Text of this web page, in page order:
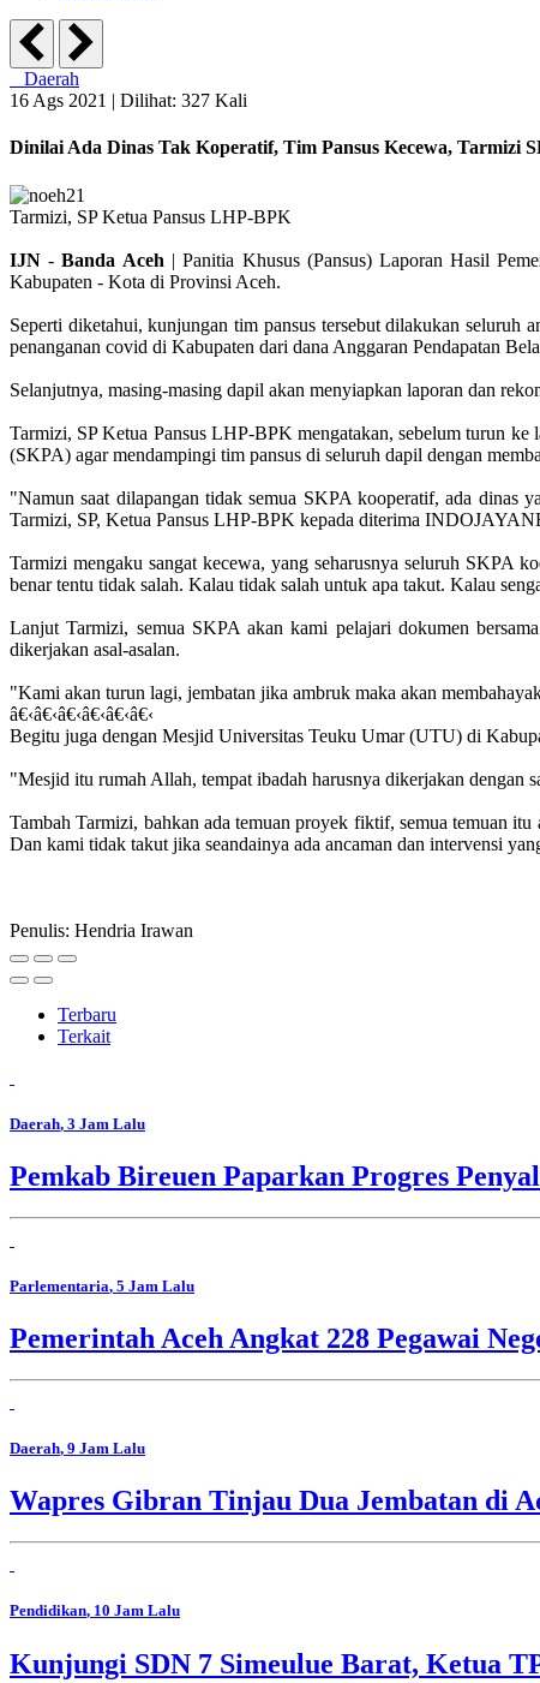
Daerah
16 Ags 2021 | Dilihat: 327 Kali
Dinilai Ada Dinas Tak Koperatif, Tim Pansus Kecewa, Tarmizi
Tarmizi, SP Ketua Pansus LHP-BPK
IJN -Banda Aceh | Panitia Khusus (Pansus) Laporan Hasil
Kabupaten - Kota di Provinsi Aceh.
Seperti diketahui, kunjungan tim pansus tersebut dilakukan seluruh
penanganan covid di Kabupaten dari dana Anggaran Pendapatan
Selanjutnya, masing-masing dapil akan menyiapkan laporan dan
Tarmizi, SP Ketua Pansus LHP-BPK mengatakan, sebelum turun
(SKPA) agar mendampingi tim pansus di seluruh dapil dengan
"Namun saat dilapangan tidak semua SKPA kooperatif, ada dinas
Tarmizi, SP, Ketua Pansus LHP-BPK kepada diterima
Tarmizi mengaku sangat kecewa, yang seharusnya seluruh SKPA
benar tentu tidak salah. Kalau tidak salah untuk apa takut. Kalau
Lanjut Tarmizi, semua SKPA akan kami pelajari dokumen
dikerjakan asal-asalan.
"Kami akan turun lagi, jembatan jika ambruk maka akan
â€‹â€‹â€‹â€‹â€‹â€‹
Begitu juga dengan Mesjid Universitas Teuku Umar (UTU) di
"Mesjid itu rumah Allah, tempat ibadah harusnya dikerjakan dengan
Tambah Tarmizi, bahkan ada temuan proyek fiktif, semua temuan
Dan kami tidak takut jika seandainya ada ancaman dan intervensi
Penulis: Hendria Irawan
Terbaru
Terkait
Daerah, 3 Jam Lalu
Pemkab Bireuen Paparkan Progres
Parlementaria, 5 Jam Lalu
Pemerintah Aceh Angkat 228 Pegawai
Daerah, 9 Jam Lalu
Wapres Gibran Tinjau Dua Jembatan di
Pendidikan, 10 Jam Lalu
Kunjungi SDN 7 Simeulue Barat, Ketua